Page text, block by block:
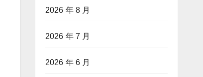
2026 年 8 月
2026 年 7 月
2026 年 6 月